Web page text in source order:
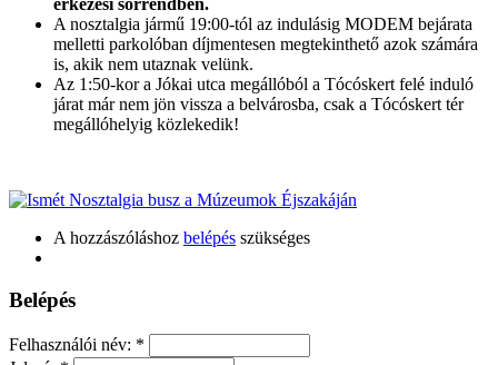
A nosztalgia jármű 19:00-tól az indulásig MODEM bejárata
melletti parkolóban díjmentesen megtekinthető azok számára
is, akik nem utaznak velünk.
Az 1:50-kor a Jókai utca megállóból a Tócóskert felé induló
járat már nem jön vissza a belvárosba, csak a Tócóskert tér
megállóhelyig közlekedik!
A hozzászóláshoz belépés szükséges
Belépés
Felhasználói név: *